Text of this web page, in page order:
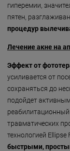
гиперемии,
пятен,
процедур
Лечение акне на
Эффект от
усиливается от
сохраняться до
подойдет
травматических
технологией Ellipse
быстрыми,